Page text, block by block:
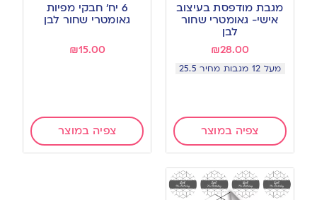
מגבת מודפסת בעיצוב
אישי- גאומטרי שחור
לבן
₪28.00
מעל 12 מגבות מחיר 25.5
צפיה במוצר
6 יח’ חבקי מפיות
גאומטרי שחור לבן
₪15.00
צפיה במוצר